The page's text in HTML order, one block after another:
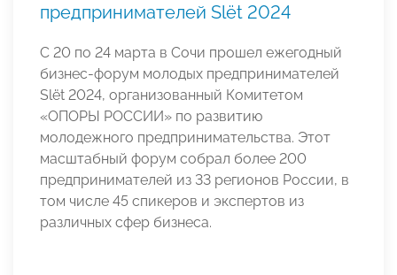
предпринимателей Slёt 2024
С 20 по 24 марта в Сочи прошел ежегодный
бизнес-форум молодых предпринимателей
Slёt 2024, организованный Комитетом
«ОПОРЫ РОССИИ» по развитию
молодежного предпринимательства. Этот
масштабный форум собрал более 200
предпринимателей из 33 регионов России, в
том числе 45 спикеров и экспертов из
различных сфер бизнеса.